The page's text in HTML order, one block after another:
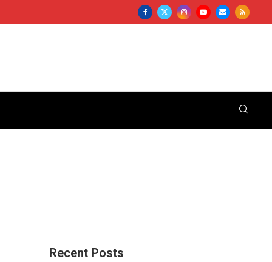
Recent Posts